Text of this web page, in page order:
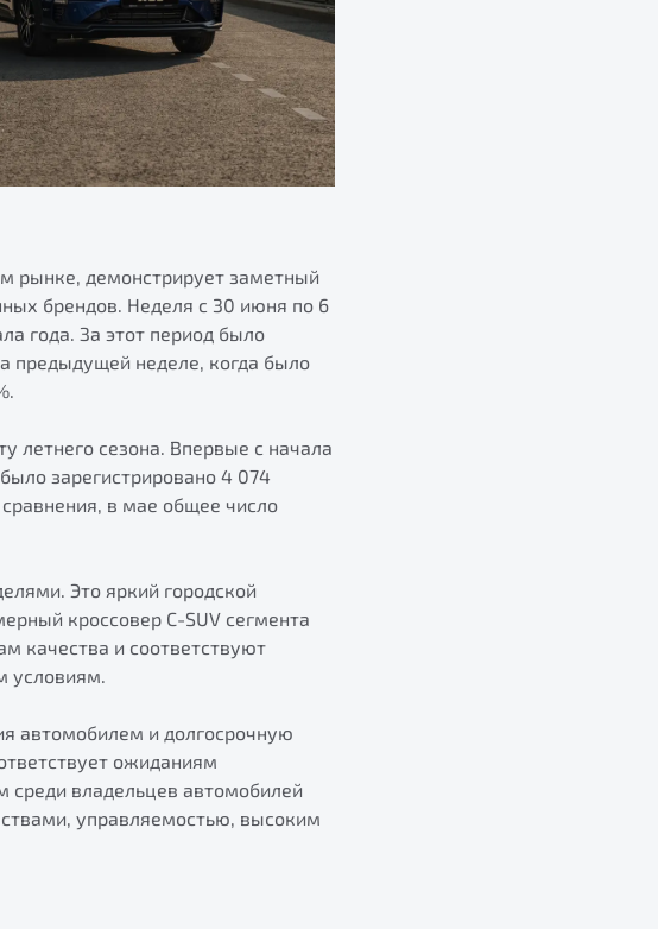
рынке, демонстрирует заметный
брендов. Неделя c 30 июня по 6
года. За этот период было
предыдущей неделе, когда было
летнего сезона. Впервые с начала
зарегистрировано 4 074
в мае общее число
Это яркий городской
кроссовер C-SUV сегмента
качества и соответствуют
условиям.
автомобилем и долгосрочную
ожиданиям
среди владельцев автомобилей
управляемостью, высоким